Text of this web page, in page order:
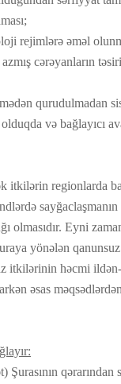
rejimlərə əməl
cərəyanların
qurudulmadan
və bağlayıcı
itkilərin regionlarda
sayğaclaşmanın
olmasıdır. Eyni
yönələn
itkilərinin həcmi
əsas
qərarından